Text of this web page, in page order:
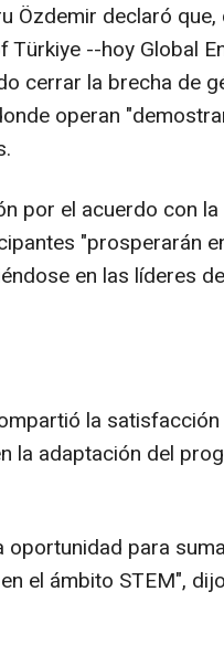
Özdemir declaró
--hoy Global
cerrar la brecha de
operan
por el acuerdo con la
"prosperarán
en las líderes
la satisfacción
la adaptación del
oportunidad para
el ámbito STEM",